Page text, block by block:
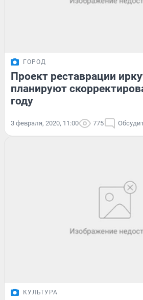
ГОРОД
Проект реставрации
планируют
году
3 февраля, 2020, 11:00 775
КУЛЬТУРА